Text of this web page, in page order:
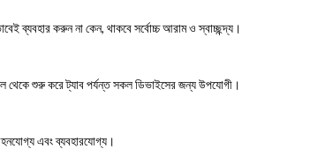
ব্যবহার করুন না কেন, থাকবে সর্বোচ্চ আরাম ও স্বাচ্ছন্দ্য।
থেকে শুরু করে ট্যাব পর্যন্ত সকল ডিভাইসের জন্য উপযোগী।
এবং ব্যবহারযোগ্য।